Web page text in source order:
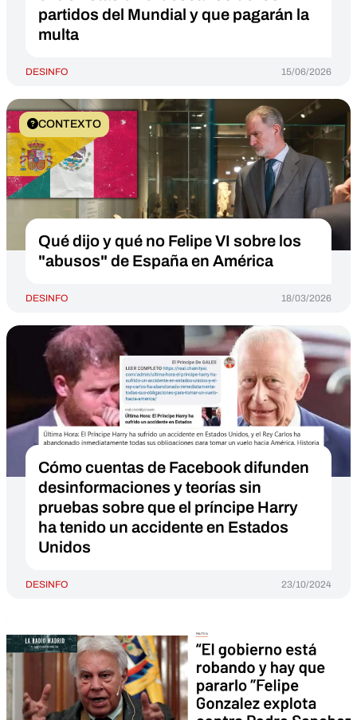
partidos del Mundial y que pagarán la
multa
DESINFO 15/06/2026
CONTEXTO
Qué dijo y qué no Felipe VI sobre los
"abusos" de España en América
DESINFO 18/03/2026
Cómo cuentas de Facebook difunden
desinformaciones y teorías sin
pruebas sobre que el príncipe Harry
ha tenido un accidente en Estados
Unidos
DESINFO 23/10/2024